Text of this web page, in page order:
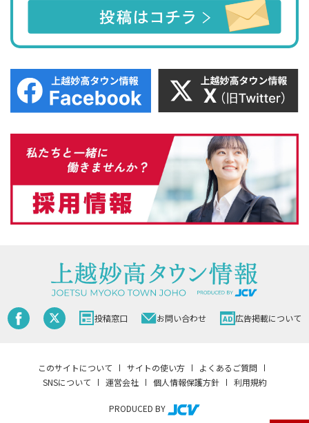
投稿窓口 お問い合わせ 広告掲載について
このサイトについて サイトの使い方
よくあるご質問
SNSについて
運営会社 個人情報保護方針 利用規約
PRODUCED BY